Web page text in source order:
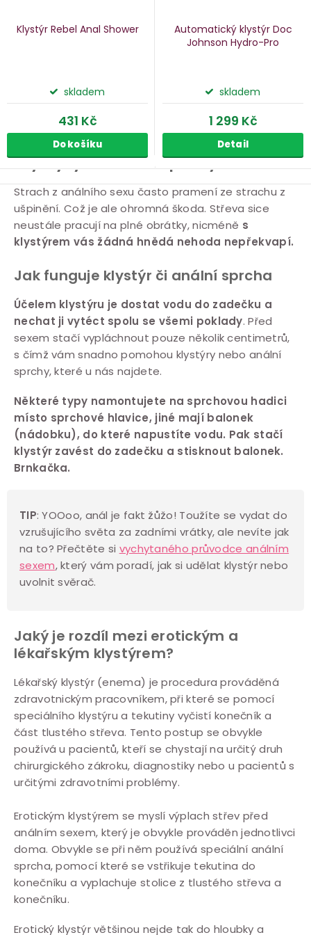
Klystýr Rebel Anal Shower
skladem
431 Kč
Do košíku
Automatický klystýr Doc
Johnson Hydro-Pro
skladem
1 299 Kč
Detail
Klystýry a anální sprchy
Strach z análního sexu často pramení ze strachu z
ušpinění. Což je ale ohromná škoda. Střeva sice
neustále pracují na plné obrátky, nicméně s
klystýrem vás žádná hnědá nehoda nepřekvapí.
Jak funguje klystýr či anální sprcha
Účelem klystýru je dostat vodu do zadečku a
nechat ji vytéct spolu se všemi poklady. Před
sexem stačí vypláchnout pouze několik centimetrů,
s čímž vám snadno pomohou klystýry nebo anální
sprchy, které u nás najdete.
Některé typy namontujete na sprchovou hadici
místo sprchové hlavice, jiné mají balonek
(nádobku), do které napustíte vodu. Pak stačí
klystýr zavést do zadečku a stisknout balonek.
Brnkačka.
TIP: YOOoo, anál je fakt žůžo! Toužíte se vydat do
vzrušujícího světa za zadními vrátky, ale nevíte jak
na to? Přečtěte si vychytaného průvodce análním
sexem, který vám poradí, jak si udělat klystýr nebo
uvolnit svěrač.
Jaký je rozdíl mezi erotickým a
lékařským klystýrem?
Lékařský klystýr (enema) je procedura prováděná
zdravotnickým pracovníkem, při které se pomocí
speciálního klystýru a tekutiny vyčistí konečník a
část tlustého střeva. Tento postup se obvykle
používá u pacientů, kteří se chystají na určitý druh
chirurgického zákroku, diagnostiky nebo u pacientů s
určitými zdravotními problémy.
Erotickým klystýrem se myslí výplach střev před
análním sexem, který je obvykle prováděn jednotlivci
doma. Obvykle se při něm používá speciální anální
sprcha, pomocí které se vstřikuje tekutina do
konečníku a vyplachuje stolice z tlustého střeva a
konečníku.
Erotický klystýr většinou nejde tak do hloubky a